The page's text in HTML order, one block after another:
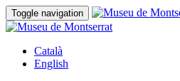
Toggle navigation
Català
English